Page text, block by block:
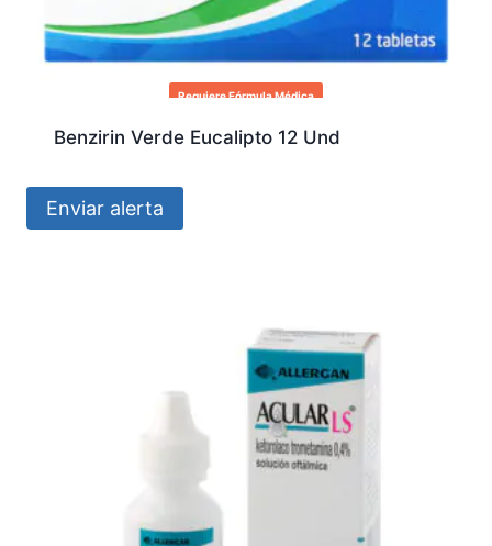
Requiere Fórmula Médica
Benzirin Verde Eucalipto 12 Und
Enviar alerta